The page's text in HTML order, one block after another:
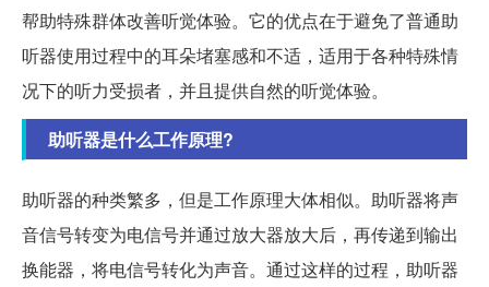
帮助特殊群体改善听觉体验。它的优点在于避免了普通助
听器使用过程中的耳朵堵塞感和不适，适用于各种特殊情
况下的听力受损者，并且提供自然的听觉体验。
助听器是什么工作原理?
助听器的种类繁多，但是工作原理大体相似。助听器将声
音信号转变为电信号并通过放大器放大后，再传递到输出
换能器，将电信号转化为声音。通过这样的过程，助听器